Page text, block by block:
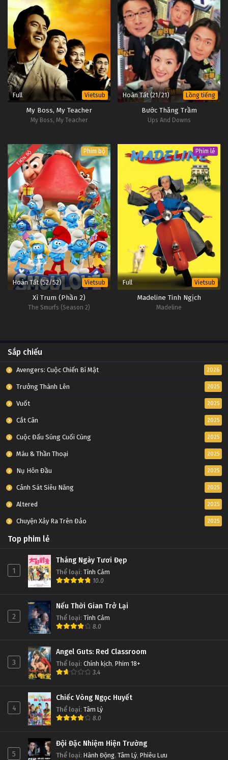
Full Vietsub
My Boss, My Teacher
My Boss, My Teacher
Hoàn Tất (21/21) Lồng tiếng
Bước Thăng Trầm
Ups And Downs
TRỌN BỘ Phim bộ
Hoàn Tất (52/52) Vietsub
Xì Trum (Phần 2)
The Smurfs (Season 2)
Phim lẻ
Full Vietsub
Madeline Tinh Ngịch
Madeline
Sắp chiếu
Avengers: Cuộc Chiến Bí Mật 2026
Trưởng Thành Lên 2025
Vuốt 2025
Cắt Cân 2025
Cuộc Đấu Súng Cuối Cùng 2025
Máu & Thần Thoại 2025
Nụ Hôn Đầu 2025
Cảnh Sát Siêu Năng 2025
Altered 2025
Chuyện Xảy Ra Trên Đảo 2025
Top phim lẻ
1
Tháng Ngày Tươi Đẹp
Thể loại: Tình Cảm
10.0
2
Nếu Thời Gian Trở Lại
Thể loại: Tình Cảm
8.0
3
Angel Guts: Red Classroom
Thể loại: Chính kịch, Phim 18+
3.4
4
Chiếc Vòng Ngọc Huyết
Thể loại: Tâm Lý
8.0
5
Đội Đặc Nhiệm Hiện Trường
Thể loại: Hành Động, Tâm Lý, Phiêu Lưu